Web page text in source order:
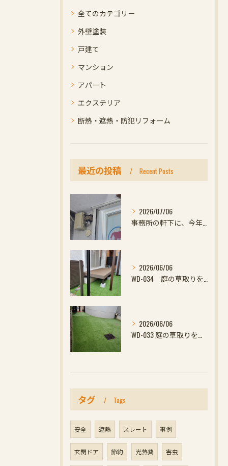
全てのカテゴリー
外壁塗装
戸建て
マンション
アパート
エクステリア
断熱・遮熱・防犯リフォーム
最近の投稿 Recent Posts
2026/07/06
2026/06/06
2026/06/06
タグ Tags
安全 遮熱 スレート 事例
玄関ドア 節約 光熱費 害虫